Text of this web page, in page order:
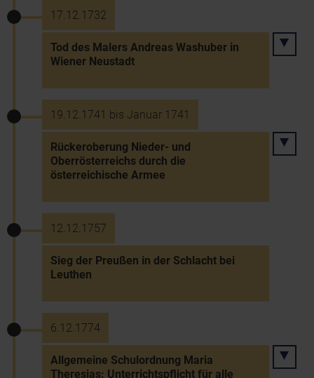
17.12.1732
Tod des Malers Andreas Washuber in
Wiener Neustadt
19.12.1741 bis Januar 1741
Rückeroberung Nieder- und
Oberrösterreichs durch die
österreichische Armee
12.12.1757
Sieg der Preußen in der Schlacht bei
Leuthen
6.12.1774
Allgemeine Schulordnung Maria
Theresias: Unterrichtspflicht für alle